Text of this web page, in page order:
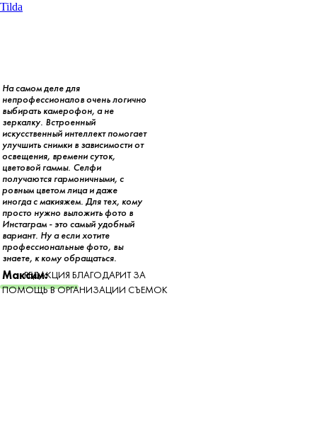
На самом деле для
непрофессионалов очень логично
выбирать камерофон, а не
зеркалку. Встроенный
искусственный интеллект помогает
улучшить снимки в зависимости от
освещения, времени суток,
цветовой гаммы. Селфи
получаются гармоничными, с
ровным цветом лица и даже
иногда с макияжем. Для тех, кому
просто нужно выложить фото в
Инстаграм - это самый удобный
вариант. Ну а если хотите
профессиональные фото, вы
знаете, к кому обращаться.
Максим:РЕДАКЦИЯ БЛАГОДАРИТ ЗА
ПОМОЩЬ В ОРГАНИЗАЦИИ СЪЕМОК
Tilda